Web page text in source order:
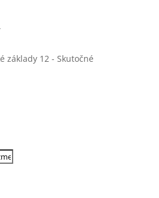
základy 12 - Skutočné